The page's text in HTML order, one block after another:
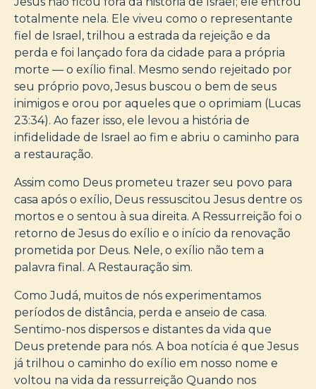
totalmente nela. Ele viveu como o representante
fiel de Israel, trilhou a estrada da rejeição e da
perda e foi lançado fora da cidade para a própria
morte — o exílio final. Mesmo sendo rejeitado por
seu próprio povo, Jesus buscou o bem de seus
inimigos e orou por aqueles que o oprimiam (Lucas
23:34). Ao fazer isso, ele levou a história de
infidelidade de Israel ao fim e abriu o caminho para
a restauração.
Assim como Deus prometeu trazer seu povo para
casa após o exílio, Deus ressuscitou Jesus dentre os
mortos e o sentou à sua direita. A Ressurreição foi o
retorno de Jesus do exílio e o início da renovação
prometida por Deus. Nele, o exílio não tem a
palavra final. A Restauração sim.
Como Judá, muitos de nós experimentamos
períodos de distância, perda e anseio de casa.
Sentimo-nos dispersos e distantes da vida que
Deus pretende para nós. A boa notícia é que Jesus
já trilhou o caminho do exílio em nosso nome e
voltou na vida da ressurreição Quando nos